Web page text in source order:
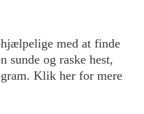
med at finde
sunde og raske hest,
Klik her for mere